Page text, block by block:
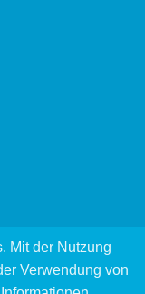
Mit der Nutzung
Verwendung von